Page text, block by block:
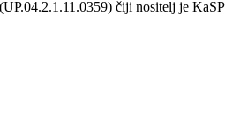
(UP.04.2.1.11.0359) čiji nositelj je